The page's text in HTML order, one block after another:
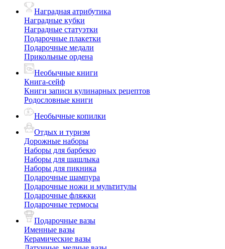
Наградная атрибутика
Наградные кубки
Наградные статуэтки
Подарочные плакетки
Подарочные медали
Прикольные ордена
Необычные книги
Книга-сейф
Книги записи кулинарных рецептов
Родословные книги
Необычные копилки
Отдых и туризм
Дорожные наборы
Наборы для барбекю
Наборы для шашлыка
Наборы для пикника
Подарочные шампура
Подарочные ножи и мультитулы
Подарочные фляжки
Подарочные термосы
Подарочные вазы
Именные вазы
Керамические вазы